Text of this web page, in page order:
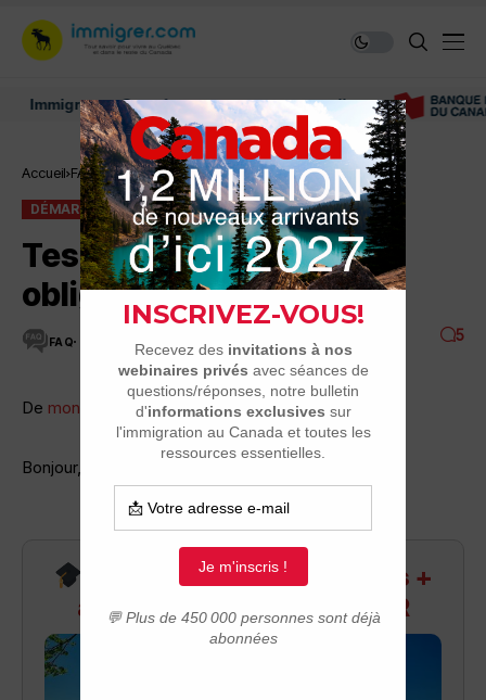
au Canada: ressources et conseils
Accueil FAQ Démarches Tests de langues obligatoires?
DÉMARCHES FAQ
Tests de langues
obligatoires?
FAQ 3 MINUTES DE LECTURE 14K VUES 5
De monkam.f
Bonjour,
Recevez infos exclusives +
accès aux webinaires Q&R